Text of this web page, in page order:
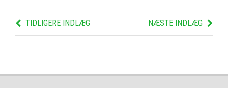
TIDLIGERE INDLÆG NÆSTE INDLÆG